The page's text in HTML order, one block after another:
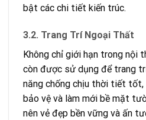
bật các chi tiết kiến trúc.
3.2. Trang Trí Ngoại Thất
Không chỉ giới hạn trong nội
còn được sử dụng để trang
năng chống chịu thời tiết tốt,
bảo vệ và làm mới bề mặt
nên vẻ đẹp bền vững và ấn